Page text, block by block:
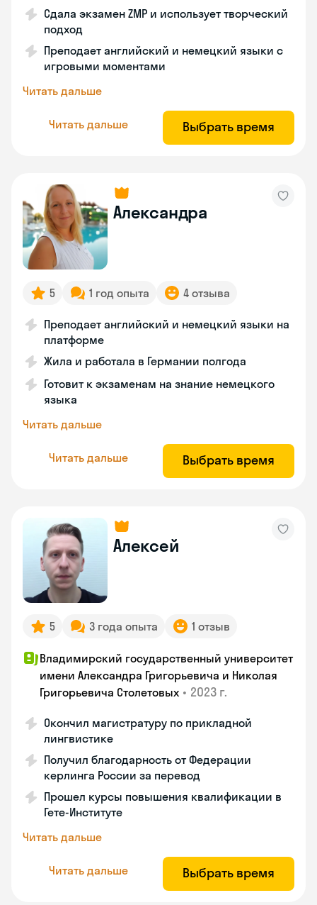
Сдала экзамен ZMP и использует творческий
подход
Преподает английский и немецкий языки с
игровыми моментами
Читать дальше
Читать дальше Выбрать время
Александра
5 1 год опыта 4 отзыва
Преподает английский и немецкий языки на
платформе
Жила и работала в Германии полгода
Готовит к экзаменам на знание немецкого
языка
Читать дальше
Читать дальше Выбрать время
Алексей
5 3 года опыта 1 отзыв
Владимирский государственный университет
имени Александра Григорьевича и Николая
Григорьевича Столетовых • 2023 г.
Окончил магистратуру по прикладной
лингвистике
Получил благодарность от Федерации
керлинга России за перевод
Прошел курсы повышения квалификации в
Гете-Институте
Читать дальше
Читать дальше Выбрать время